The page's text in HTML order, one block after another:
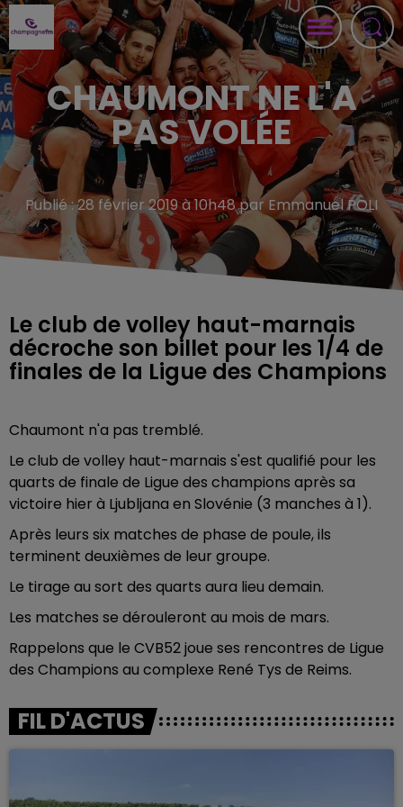
CHAUMONT NE L'A
PAS VOLÉE
Publié : 28 février 2019 à 10h48 par Emmanuel POLI
Le club de volley haut-marnais
décroche son billet pour les 1/4 de
finales de la Ligue des Champions
Chaumont n'a pas tremblé.
Le club de volley haut-marnais s'est qualifié pour les
quarts de finale de Ligue des champions après sa
victoire hier à Ljubljana en Slovénie (3 manches à 1).
Après leurs six matches de phase de poule, ils
terminent deuxièmes de leur groupe.
Le tirage au sort des quarts aura lieu demain.
Les matches se dérouleront au mois de mars.
Rappelons que le CVB52 joue ses rencontres de Ligue
des Champions au complexe René Tys de Reims.
FIL D'ACTUS